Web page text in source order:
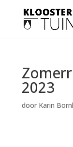
2023
door Karin